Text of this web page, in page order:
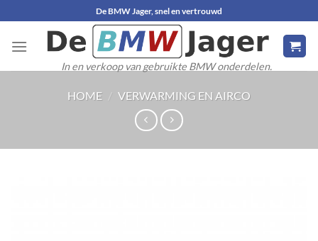
naar
inhoud
De BMW Jager, snel en vertrouwd
In en verkoop van gebruikte BMW onderdelen.
HOME / VERWARMING EN AIRCO